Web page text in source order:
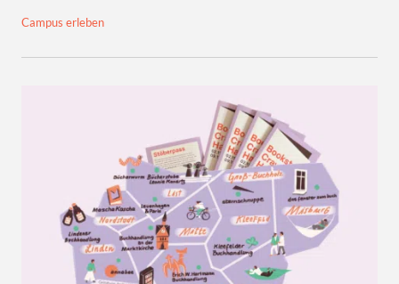
Campus erleben